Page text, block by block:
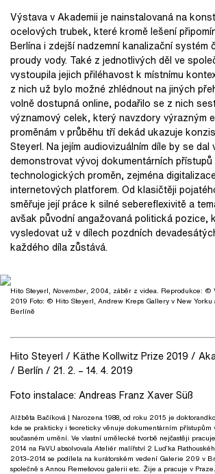
Výstava v Akademii je nainstalovaná na
ocelových trubek, které kromě lešení
Berlína i zdejší nadzemní kanalizační systém
proudy vody. Také z jednotlivých děl ve
vystoupila jejich přiléhavost k místnímu
z nich už bylo možné zhlédnout na jiných
volně dostupná online, podařilo se z nich
významový celek, který navzdory výrazným
proměnám v průběhu tří dekád ukazuje
Steyerl. Na jejím audiovizuálním díle by se dal
demonstrovat vývoj dokumentárních přístupů
technologických proměn, zejména
internetových platforem. Od klasičtěji
směřuje její práce k silné sebereflexivitě a
avšak původní angažovaná politická pozice,
vysledovat už v dílech pozdních
každého díla zůstává.
Hito Steyerl, November, 2004, záběr z videa. Reprodukce: ©
2019 Foto: © Hito Steyerl, Andrew Kreps Gallery v New Yorku
Berlíně
Hito Steyerl / Käthe Kollwitz Prize 2019 /
/ Berlín / 21. 2. – 14. 4. 2019
Foto instalace: Andreas Franz Xaver Süß
Alžběta Bačíková | Narozena 1988, od roku 2015 je
kde se prakticky i teoreticky věnuje dokumentárním přístupům
současném umění. Ve vlastní umělecké tvorbě nejčastěji
2014 na FaVU absolvovala Ateliér malířství 2 Luďka
2013–2014 se podílela na kurátorském vedení Galerie 209 v
společně s Annou Remešovou galerii etc. Žije a pracuje v Praze.